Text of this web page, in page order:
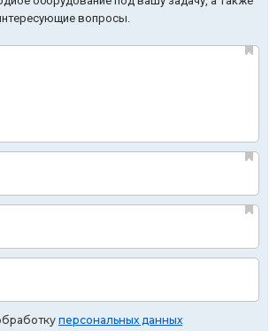
вопросы.
персональных данных